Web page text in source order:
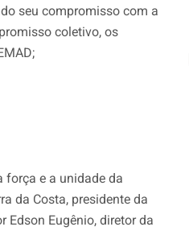
seu compromisso com a
coletivo, os
força e a unidade da
da Costa, presidente da
Edson Eugênio, diretor da